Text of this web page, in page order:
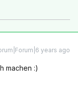
years ago
machen :)